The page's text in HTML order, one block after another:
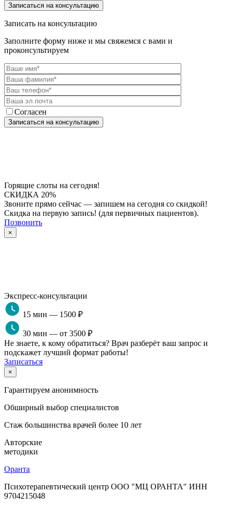
Записать на консультацию
Заполните форму ниже и мы свяжемся с вами и
проконсультируем
Согласен
Горящие слоты на сегодня!
СКИДКА 20%
Звоните прямо сейчас — запишем на сегодня со скидкой!
Скидка на первую запись! (для первичных пациентов).
Позвонить
×
Экспресс-консультации
15 мин — 1500 ₽
30 мин — от 3500 ₽
Не знаете, к кому обратиться? Врач разберёт ваш запрос и
подскажет лучший формат работы!
Записаться
×
Гарантируем анонимность
Обширный выбор специалистов
Стаж большинства врачей более 10 лет
Авторские
методики
Оранта
Психотерапевтический центр ООО "МЦ ОРАНТА" ИНН
9704215048